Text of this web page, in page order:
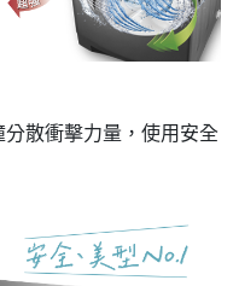
散衝擊力量，使用安全